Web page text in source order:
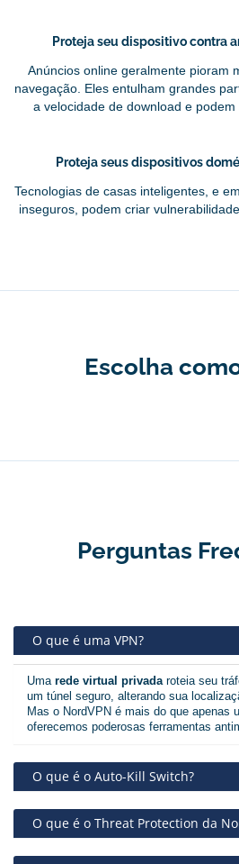
Proteja seu dispositivo contra
Anúncios online geralmente pioram
navegação. Eles entulham grandes
a velocidade de download e podem
Proteja seus dispositivos
Tecnologias de casas inteligentes, e
inseguros, podem criar
Escolha
Perguntas
O que é uma VPN?
Uma rede virtual privada roteia seu
um túnel seguro, alterando sua
Mas o NordVPN é mais do que apenas
oferecemos poderosas ferramentas
O que é o Auto-Kill Switch?
O que é o Threat Protection da